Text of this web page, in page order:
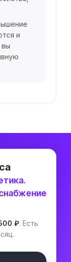
и
вы
₽. Есть